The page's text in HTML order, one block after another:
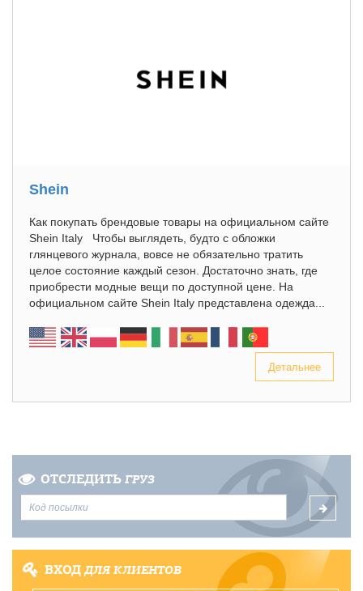
Shein
Как покупать брендовые товары на официальном сайте
Shein Italy Чтобы выглядеть, будто с обложки
глянцевого журнала, вовсе не обязательно тратить
целое состояние каждый сезон. Достаточно знать, где
приобрести модные вещи по доступной цене. На
официальном сайте Shein Italy представлена одежда...
Детальнее
ОТСЛЕДИТЬ ГРУЗ
ВХОДДЛЯ КЛИЕНТОВ